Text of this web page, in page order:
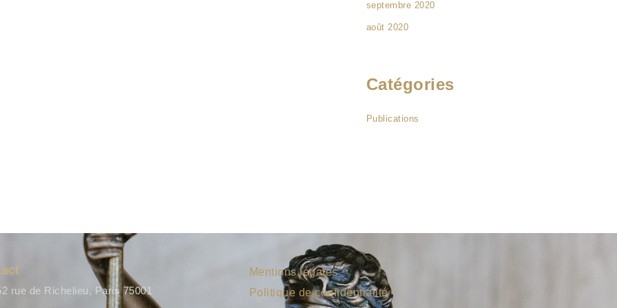
septembre 2020
août 2020
Catégories
Publications
rue de Richelieu, Paris 75001
Mentions légales
Politique de confidentialité